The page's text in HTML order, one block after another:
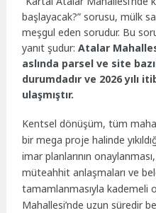
başlayacak?” sorusu, mülk
meşgul eden sorudur. Bu
yanıt şudur:Atalar
aslında parsel ve site
durumdadır ve 2026 yılı
ulaşmıştır.
Kentsel dönüşüm, tüm
bir mega proje halinde
imar planlarının
müteahhit anlaşmaları ve
tamamlanmasıyla kademeli
Mahallesi’nde uzun süredir